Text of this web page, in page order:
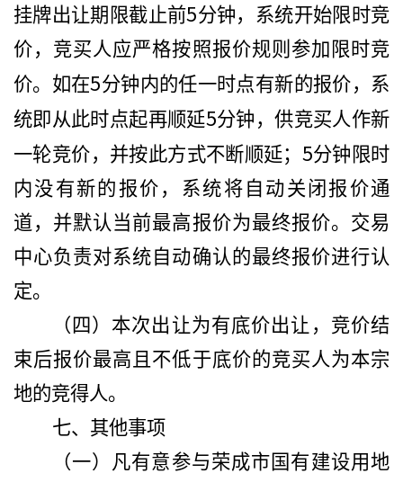
挂牌出让期限截止前5分钟，系统开始限时竞
价，竞买人应严格按照报价规则参加限时竞
价。如在5分钟内的任一时点有新的报价，系
统即从此时点起再顺延5分钟，供竞买人作新
一轮竞价，并按此方式不断顺延； 5分钟限时
内没有新的报价，系统将自动关闭报价通
道，并默认当前最高报价为最终报价。交易
中心负责对系统自动确认的最终报价进行认
定。
（四）本次出让为有底价出让，竞价结
束后报价最高且不低于底价的竞买人为本宗
地的竞得人。
七、其他事项
（一）凡有意参与荣成市国有建设用地